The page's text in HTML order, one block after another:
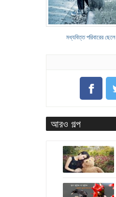
মধ্যবিত্ত পরিবারের ছেলে
আরও গল্প